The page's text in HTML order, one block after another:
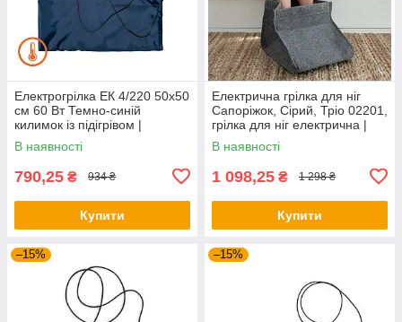
Електрогрілка ЕК 4/220 50х50
см 60 Вт Темно-синій
килимок із підігрівом |
електрична грілка для тварин
В наявності
790,25 ₴ 934 ₴
Купити
Електрична грілка для ніг
Сапоріжок, Сірий, Тріо 02201,
грілка для ніг електрична |
граничка для ніг
В наявності
1 098,25 ₴ 1 298 ₴
Купити
–15% –15%